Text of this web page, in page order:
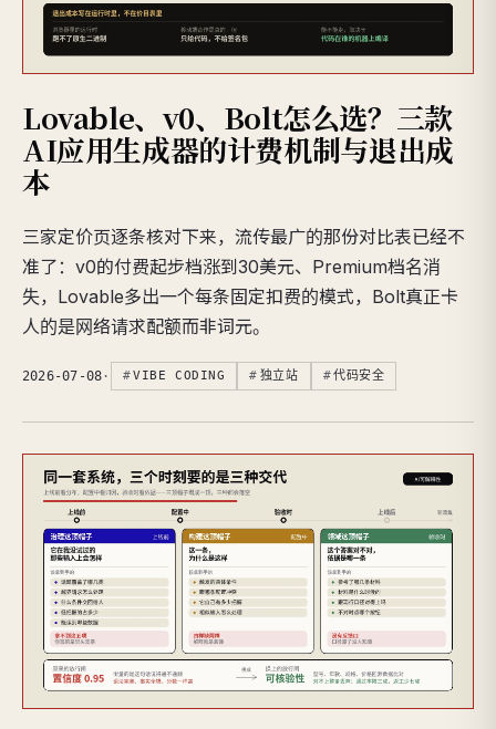
Lovable、v0、Bolt怎么选？三款
AI应用生成器的计费机制与退出成
本
三家定价页逐条核对下来，流传最广的那份对比表已经不
准了：v0的付费起步档涨到30美元、Premium档名消
失，Lovable多出一个每条固定扣费的模式，Bolt真正卡
人的是网络请求配额而非词元。
2026-07-08 · VIBE CODING 独立站 代码安全